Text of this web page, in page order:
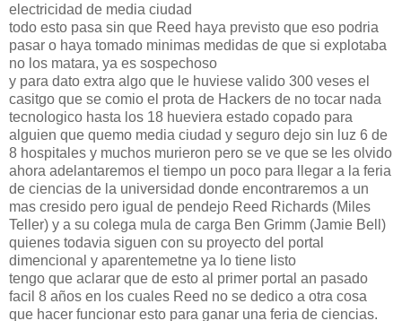
electricidad de media ciudad
todo esto pasa sin que Reed haya previsto que eso podria
pasar o haya tomado minimas medidas de que si explotaba
no los matara, ya es sospechoso
y para dato extra algo que le huviese valido 300 veses el
casitgo que se comio el prota de Hackers de no tocar nada
tecnologico hasta los 18 hueviera estado copado para
alguien que quemo media ciudad y seguro dejo sin luz 6 de
8 hospitales y muchos murieron pero se ve que se les olvido
ahora adelantaremos el tiempo un poco para llegar a la feria
de ciencias de la universidad donde encontraremos a un
mas cresido pero igual de pendejo Reed Richards (Miles
Teller) y a su colega mula de carga Ben Grimm (Jamie Bell)
quienes todavia siguen con su proyecto del portal
dimencional y aparentemetne ya lo tiene listo
tengo que aclarar que de esto al primer portal an pasado
facil 8 años en los cuales Reed no se dedico a otra cosa
que hacer funcionar esto para ganar una feria de ciencias.